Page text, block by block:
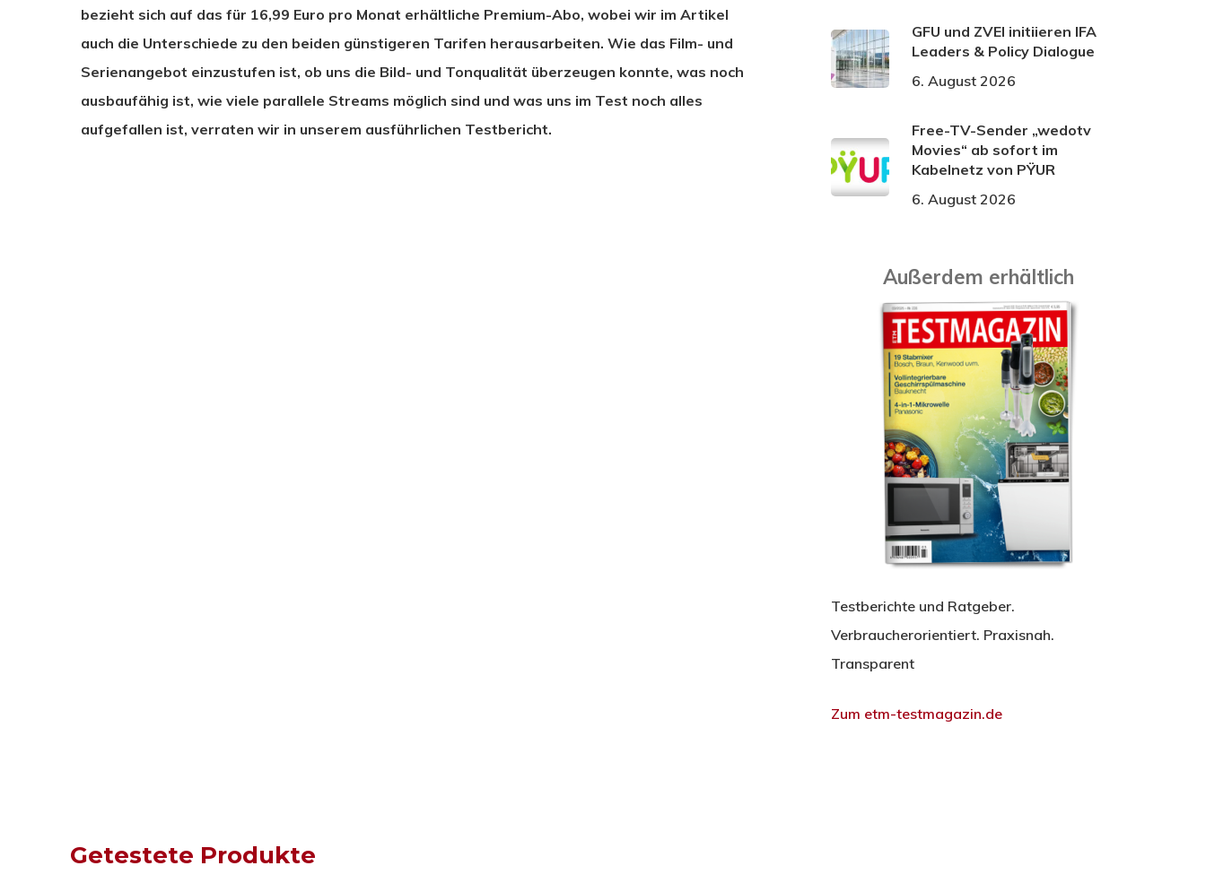
bezieht sich auf das für 16,99 Euro pro Monat erhältliche Premium-Abo, wobei wir im Artikel
auch die Unterschiede zu den beiden günstigeren Tarifen herausarbeiten. Wie das Film- und
Serienangebot einzustufen ist, ob uns die Bild- und Tonqualität überzeugen konnte, was noch
ausbaufähig ist, wie viele parallele Streams möglich sind und was uns im Test noch alles
aufgefallen ist, verraten wir in unserem ausführlichen Testbericht.
GFU und ZVEI initiieren IFA
Leaders & Policy Dialogue
6. August 2026
Free-TV-Sender „wedotv
Movies“ ab sofort im
Kabelnetz von PŸUR
6. August 2026
Außerdem erhältlich
Testberichte und Ratgeber.
Verbraucherorientiert. Praxisnah.
Transparent
Zum etm-testmagazin.de
Getestete Produkte